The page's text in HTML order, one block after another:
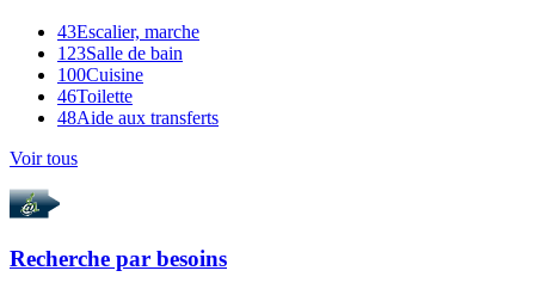
43Escalier, marche
123Salle de bain
100Cuisine
46Toilette
48Aide aux transferts
Voir tous
Recherche par besoins